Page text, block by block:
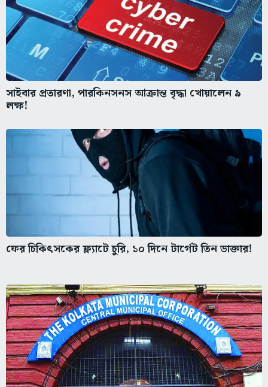
সাইবার প্রতারণা, পারকিনসনস আক্রান্ত বৃদ্ধা খোয়ালেন ৯
লক্ষ!
ফের চিকিৎসকের ফ্ল্যাটে চুরি, ১০ দিনে টার্গেট তিন ডাক্তার!